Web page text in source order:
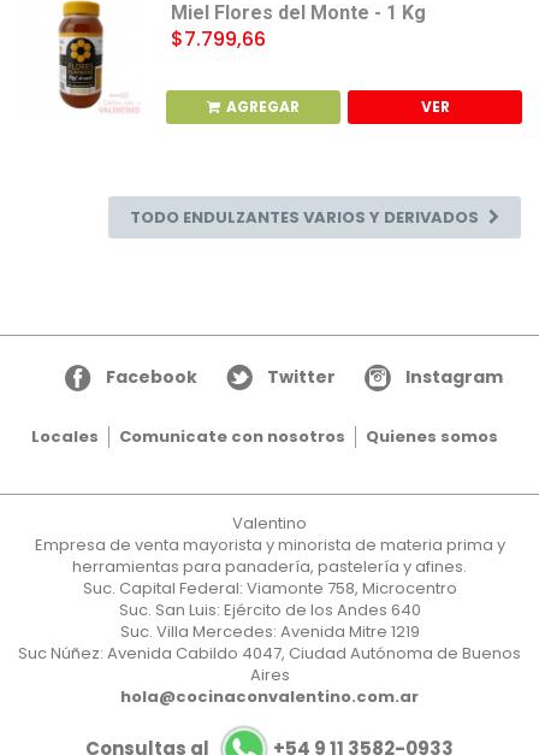
Miel Flores del Monte - 1 Kg
$7.799,66
AGREGAR VER
TODO ENDULZANTES VARIOS Y DERIVADOS
Facebook Twitter Instagram
Locales Comunicate con nosotros Quienes somos
Valentino
Empresa de venta mayorista y minorista de materia prima y
herramientas para panadería, pastelería y afines.
Suc. Capital Federal: Viamonte 758, Microcentro
Suc. San Luis: Ejército de los Andes 640
Suc. Villa Mercedes: Avenida Mitre 1219
Suc Núñez: Avenida Cabildo 4047, Ciudad Autónoma de Buenos
Aires
hola@cocinaconvalentino.com.ar
Consultas al +54 9 11 3582-0933